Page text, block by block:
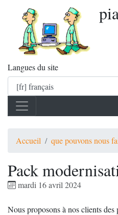
Langues du site
Accueil que pouvons nous
Pack
mardi 16 avril 2024
Nous proposons à nos clients des